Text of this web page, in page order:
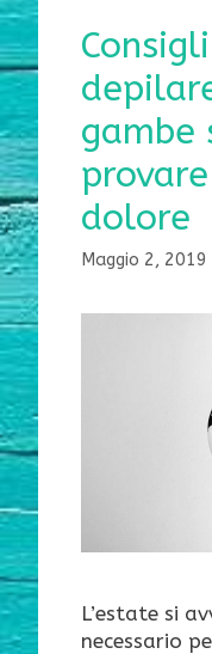
gambe
dolore
Maggio 2, 2019
L’estate si
necessario